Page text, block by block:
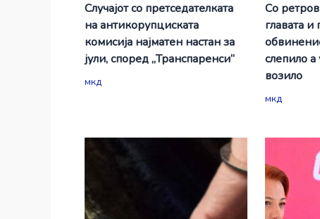
Случајот со претседателката
на антикорупциската
комисија најматен настан за
јули, според „Транспаренси“
мкд
Со
главата и
слепило
возило
мкд